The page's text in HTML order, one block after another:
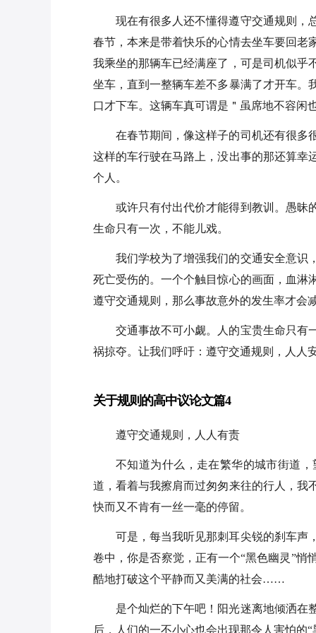
现在有很多人还不懂得遵守交通规则，
春节，本来是带着快乐的心情去坐车要回老
我乘坐的那辆车已经满座了，可是司机似乎
坐车，直到一整辆车差不多暴满了才开车。
口才下车。这辆车真可谓是＂虽席地不容闲
在春节期间，像这样子的司机还有很多
这样的车行驶在马路上，没出事的那还算幸
个人。
或许只有付出代价才能得到教训。愚昧
生命只有一次，不能儿戏。
我们学校为了增强我们的交通安全意识
死亡受伤的。一个个触目惊心的画面，血淋
遵守交通规则，那么事故意外的发生率才会
交通事故不可小觑。人的宝贵生命只有
祸掠夺。让我们呼吁：遵守交通规则，人人
关于规则的高中议论文篇4
遵守交通规则，人人有责
不知道为什么，走在繁华的城市街道
道，看着与我擦肩而过匆匆来往的行人，我
快而又不肯有一丝一毫的停留。
可是，每当我听见那刺耳尖锐的刹车声
卷中，你是否察觉，正有一个“黑色幽灵”悄
酷地打破这个平静而又美满的社会……
是个灿烂的下午吧！阳光迷离地倾洒在
后，人们的一不小心也会出现那令人害怕的“